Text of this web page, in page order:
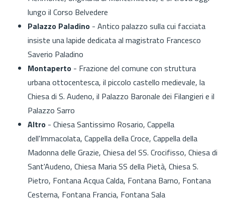
lungo il Corso Belvedere
Palazzo Paladino - Antico palazzo sulla cui facciata
insiste una lapide dedicata al magistrato Francesco
Saverio Paladino
Montaperto - Frazione del comune con struttura
urbana ottocentesca, il piccolo castello medievale, la
Chiesa di S. Audeno, il Palazzo Baronale dei Filangieri e il
Palazzo Sarro
Altro - Chiesa Santissimo Rosario, Cappella
dell'Immacolata, Cappella della Croce, Cappella della
Madonna delle Grazie, Chiesa del SS. Crocifisso, Chiesa di
Sant'Audeno, Chiesa Maria SS della Pietà, Chiesa S.
Pietro, Fontana Acqua Calda, Fontana Barno, Fontana
Cesterna, Fontana Francia, Fontana Sala